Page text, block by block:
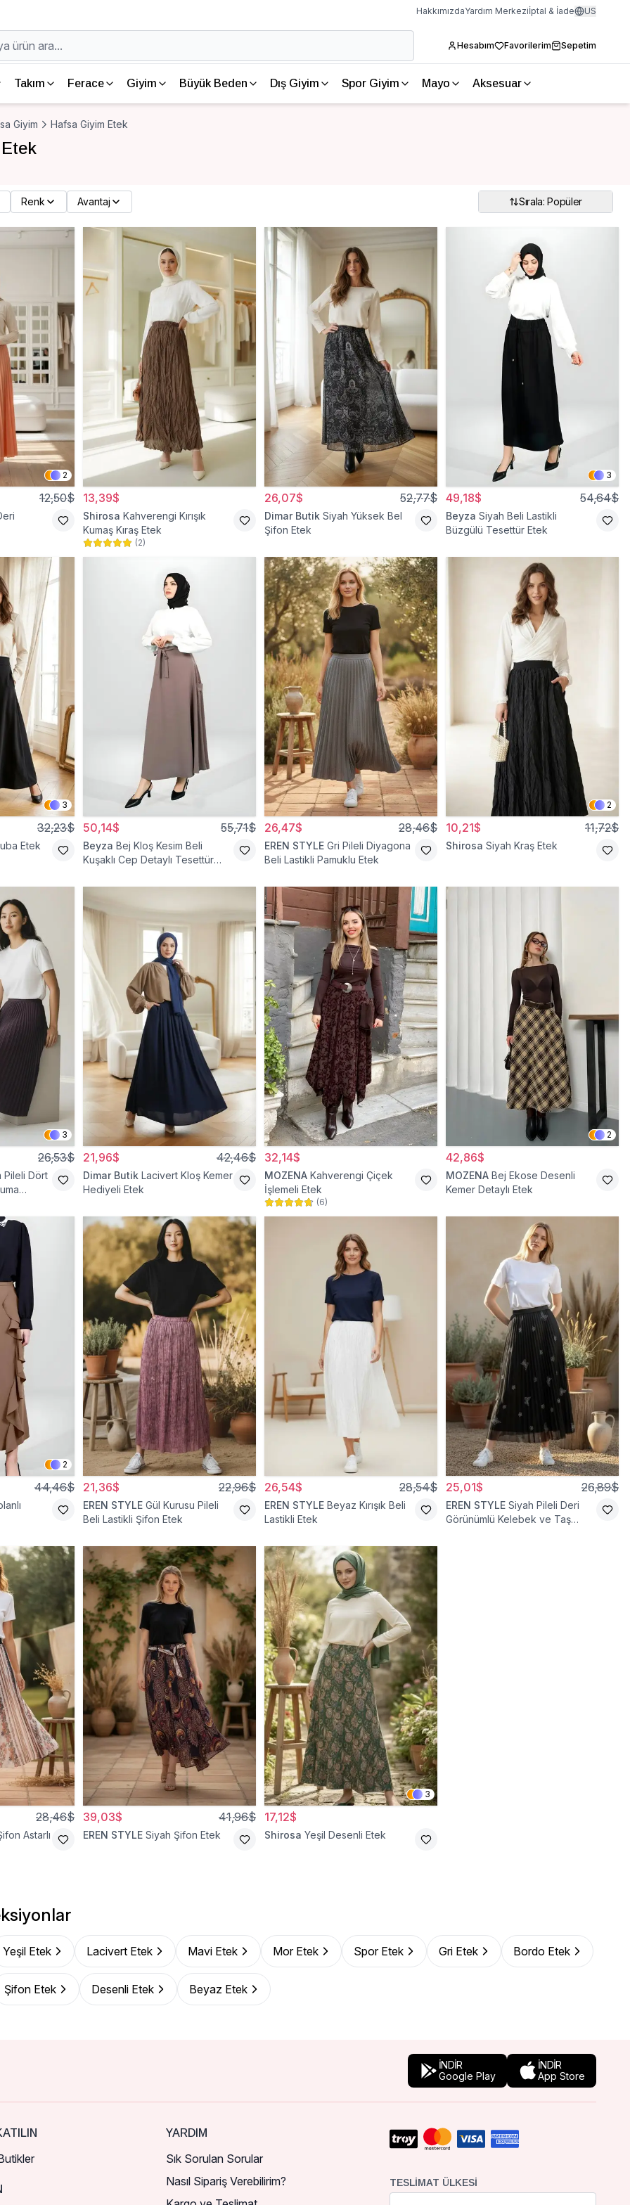
HakkımızdaYardım Merkeziİptal & İade US
Hesabım Favorilerim Sepetim
Takım Ferace Giyim Büyük Beden Dış Giyim Spor Giyim Mayo Aksesuar
Giyim Hafsa Giyim Etek
Renk Avantaj Sırala: Popüler
2
12,50$ 13,39$
Shirosa Kahverengi Kırışık
Kumaş Kıraş Etek
(2)
26,07$ 52,77$
Dimar Butik Siyah Yüksek Bel
Şifon Etek
3
49,18$ 54,64$
Beyza Siyah Beli Lastikli
Büzgülü Tesettür Etek
3
32,23$
Etek
50,14$ 55,71$
Beyza Bej Kloş Kesim Beli
Kuşaklı Cep Detaylı Tesettür
26,47$ 28,46$
EREN STYLE Gri Pileli Diyagona
Beli Lastikli Pamuklu Etek
2
10,21$ 11,72$
Shirosa Siyah Kraş Etek
3
26,53$
Pileli Dört
21,96$ 42,46$
Dimar Butik Lacivert Kloş Kemer
Hediyeli Etek
32,14$
MOZENA Kahverengi Çiçek
İşlemeli Etek
(6)
2
42,86$
MOZENA Bej Ekose Desenli
Kemer Detaylı Etek
2
44,46$ 21,36$ 22,96$
EREN STYLE Gül Kurusu Pileli
Beli Lastikli Şifon Etek
26,54$ 28,54$
EREN STYLE Beyaz Kırışık Beli
Lastikli Etek
25,01$ 26,89$
EREN STYLE Siyah Pileli Deri
Görünümlü Kelebek ve Taş
28,46$
Astarlı
39,03$ 41,96$
EREN STYLE Siyah Şifon Etek
3
17,12$
Shirosa Yeşil Desenli Etek
Yeşil Etek Lacivert Etek Mavi Etek Mor Etek Spor Etek Gri Etek Bordo Etek
Şifon Etek Desenli Etek Beyaz Etek
İNDİR
Google Play
İNDİR
App Store
YARDIM
Sık Sorulan Sorular
Nasıl Sipariş Verebilirim?
TESLIMAT ÜLKESI